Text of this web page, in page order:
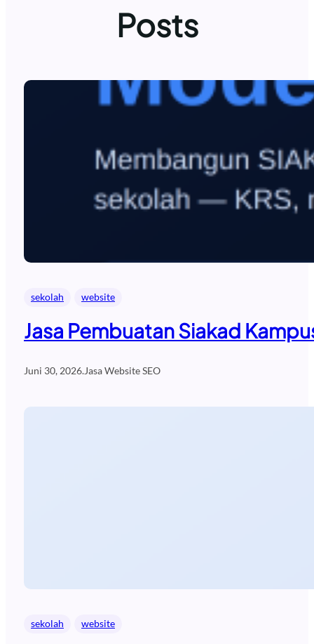
Posts
sekolah website
Jasa Pembuatan Siakad
Juni 30, 2026.Jasa Website SEO
sekolah website